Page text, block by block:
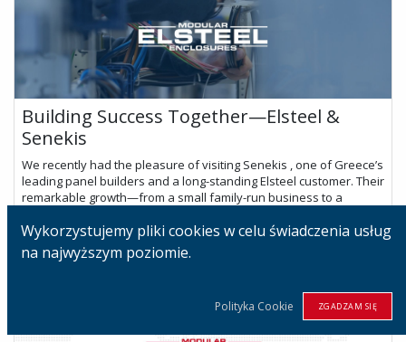
Building Success Together—Elsteel &
Senekis
We recently had the pleasure of visiting Senekis , one of Greece’s
leading panel builders and a long-standing Elsteel customer. Their
remarkable growth—from a small family-run business to a
lip 24, 2025
Wykorzystujemy pliki cookies w celu świadczenia usług
na najwyższym poziomie.
Polityka Cookie ZGADZAM SIĘ